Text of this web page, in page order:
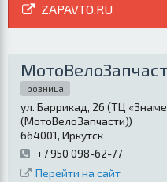
ZAPAVTO.RU
розница
ул. Баррикад, 26 (ТЦ
(МотоВелоЗапчасти))
664001, Иркутск
+7 950 098-62-77
Перейти на сайт